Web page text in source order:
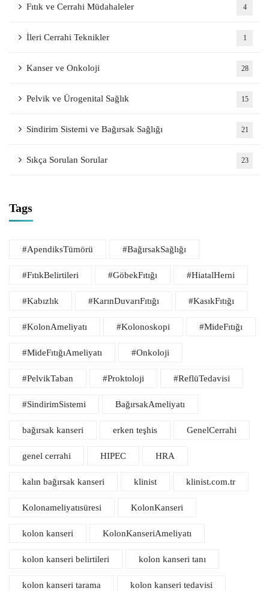
Fıtık ve Cerrahi Müdahaleler 4
İleri Cerrahi Teknikler 1
Kanser ve Onkoloji 28
Pelvik ve Ürogenital Sağlık 15
Sindirim Sistemi ve Bağırsak Sağlığı 21
Sıkça Sorulan Sorular 23
Tags
#ApendiksTümörü #BağırsakSağlığı
#FıtıkBelirtileri #GöbekFıtığı #HiatalHerni
#Kabızlık #KarınDuvarıFıtığı #KasıkFıtığı
#KolonAmeliyatı #Kolonoskopi #MideFıtığı
#MideFıtığıAmeliyatı #Onkoloji
#PelvikTaban #Proktoloji #ReflüTedavisi
#SindirimSistemi BağırsakAmeliyatı
bağırsak kanseri erken teşhis GenelCerrahi
genel cerrahi HIPEC HRA
kalın bağırsak kanseri klinist klinist.com.tr
Kolonameliyatısüresi KolonKanseri
kolon kanseri KolonKanseriAmeliyatı
kolon kanseri belirtileri kolon kanseri tanı
kolon kanseri tarama kolon kanseri tedavisi